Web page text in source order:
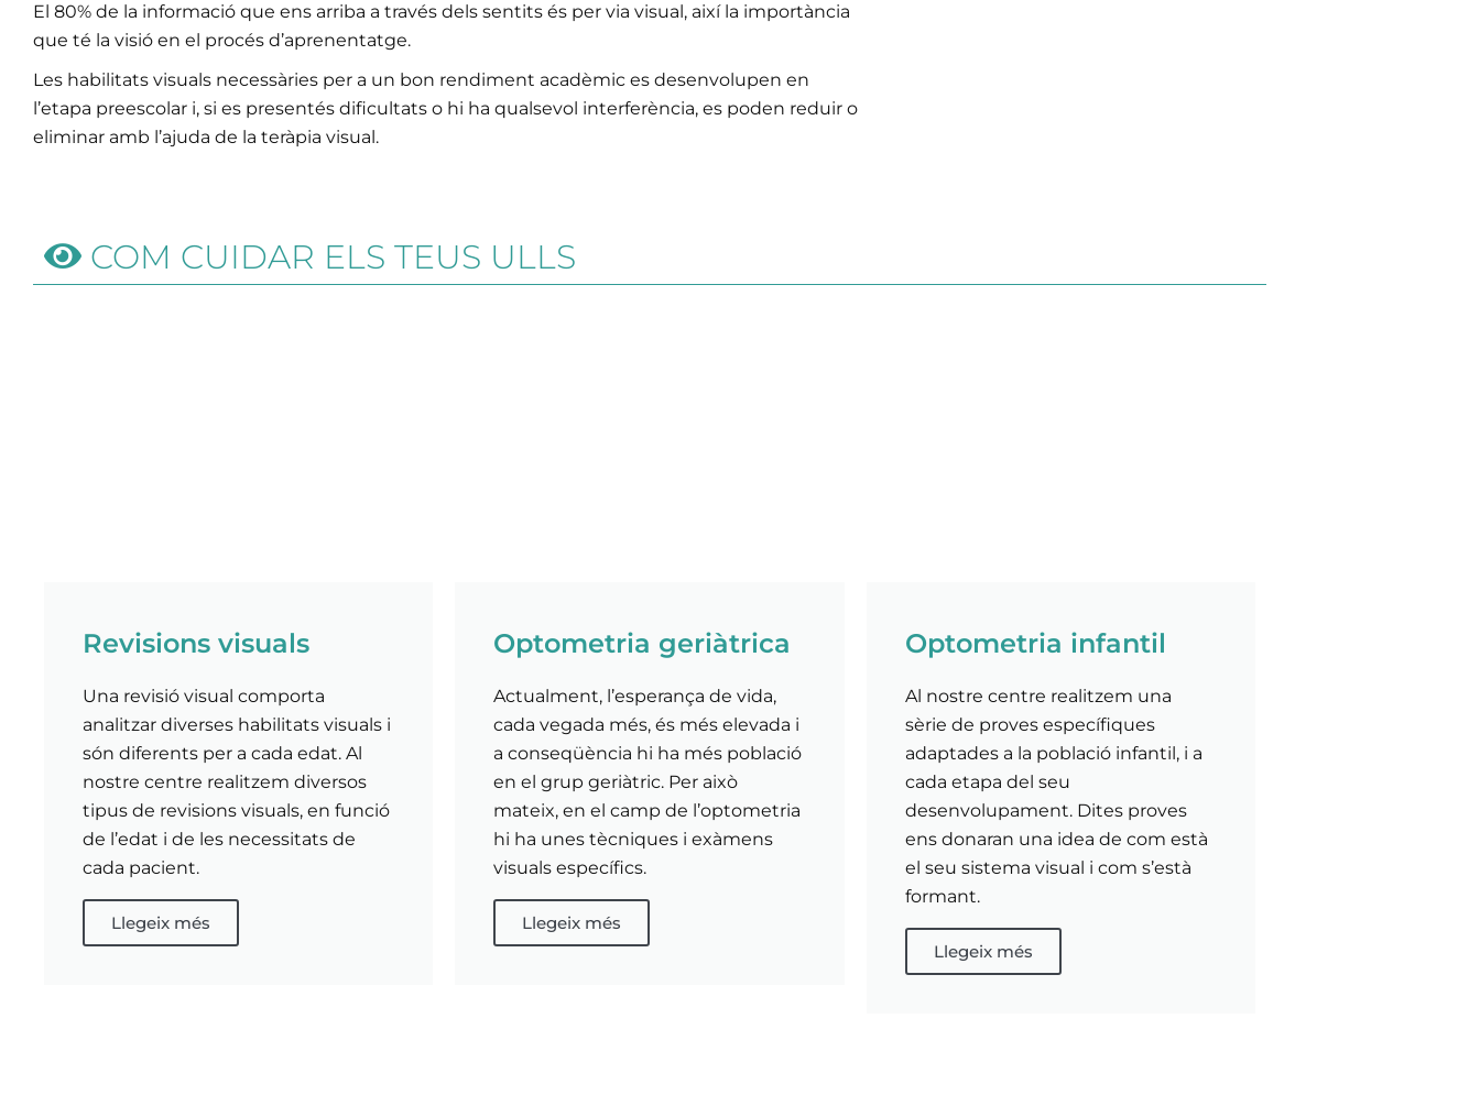
El 80% de la informació que ens arriba a través dels sentits és per via visual, així la importància
que té la visió en el procés d’aprenentatge.
Les habilitats visuals necessàries per a un bon rendiment acadèmic es desenvolupen en
l’etapa preescolar i, si es presentés dificultats o hi ha qualsevol interferència, es poden reduir o
eliminar amb l’ajuda de la teràpia visual.
COM CUIDAR ELS TEUS ULLS
Revisions visuals
Una revisió visual comporta
analitzar diverses habilitats visuals i
són diferents per a cada edat. Al
nostre centre realitzem diversos
tipus de revisions visuals, en funció
de l’edat i de les necessitats de
cada pacient.
Llegeix més
Optometria geriàtrica
Actualment, l’esperança de vida,
cada vegada més, és més elevada i
a conseqüència hi ha més població
en el grup geriàtric. Per això
mateix, en el camp de l’optometria
hi ha unes tècniques i exàmens
visuals específics.
Llegeix més
Optometria infantil
Al nostre centre realitzem una
sèrie de proves específiques
adaptades a la població infantil, i a
cada etapa del seu
desenvolupament. Dites proves
ens donaran una idea de com està
el seu sistema visual i com s’està
formant.
Llegeix més